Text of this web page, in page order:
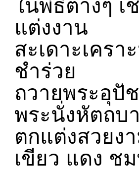
ในพิธีต่างๆ
แต่งงาน
สะเดาะเคร
ชำร่วย
ถวายพระอุปั
พระนั่งหัตถบ
ตกแต่งสวยง
เขียว แดง ช